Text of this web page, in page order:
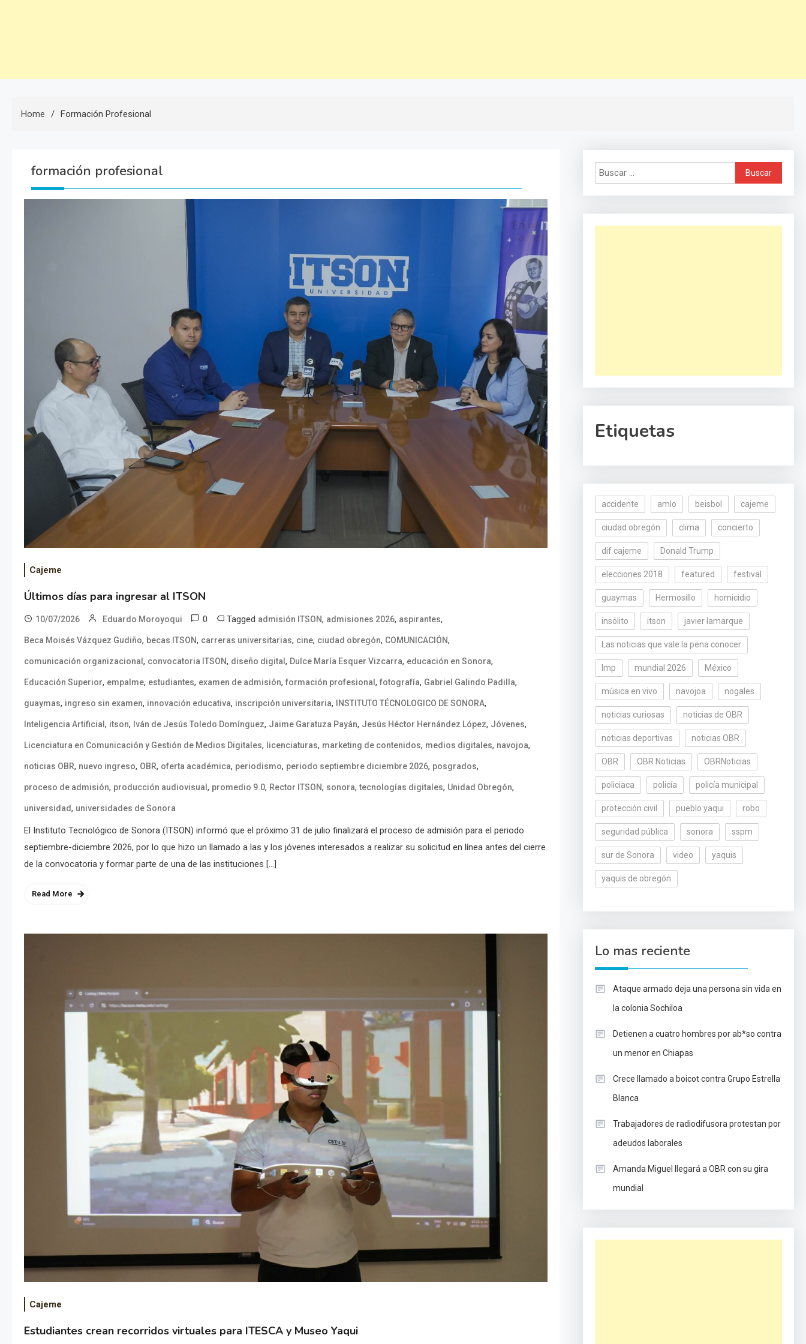
Home Formación Profesional
formación profesional
Cajeme
Últimos días para ingresar al ITSON
10/07/2026 Eduardo Moroyoqui 0 Tagged admisión ITSON, admisiones 2026, aspirantes,
Beca Moisés Vázquez Gudiño, becas ITSON, carreras universitarias, cine, ciudad obregón, COMUNICACIÓN,
comunicación organizacional , convocatoria ITSON, diseño digital , Dulce María Esquer Vizcarra, educación en Sonora,
Educación Superior, empalme, estudiantes, examen de admisión, formación profesional , fotografía, Gabriel Galindo Padilla,
guaymas, ingreso sin examen, innovación educativa, inscripción universitaria, INSTITUTO TÉCNOLOGICO DE SONORA,
Inteligencia Artificial , itson, Iván de Jesús Toledo Domínguez, Jaime Garatuza Payán, Jesús Héctor Hernández López, Jóvenes,
Licenciatura en Comunicación y Gestión de Medios Digitales, licenciaturas, marketing de contenidos, medios digitales, navojoa,
noticias OBR, nuevo ingreso, OBR, oferta académica, periodismo, periodo septiembre diciembre 2026, posgrados,
proceso de admisión, producción audiovisual , promedio 9.0, Rector ITSON, sonora,tecnologías digitales, Unidad Obregón,
universidad, universidades de Sonora
El Instituto Tecnológico de Sonora (ITSON) informó que el próximo 31 de julio finalizará el proceso de admisión para el periodo
septiembre-diciembre 2026, por lo que hizo un llamado a las y los jóvenes interesados a realizar su solicitud en línea antes del cierre
de la convocatoria y formar parte de una de las instituciones […]
Read More
Cajeme
Estudiantes crean recorridos virtuales para ITESCA y Museo Yaqui
Buscar:
Etiquetas
accidente amlo beisbol cajeme
ciudad obregón clima concierto
dif cajeme Donald Trump
elecciones 2018 featured festival
guaymas Hermosillo homicidio
insólito itson javier lamarque
Las noticias que vale la pena conocer
lmp mundial 2026 México
música en vivo navojoa nogales
noticias curiosas noticias de OBR
noticias deportivas noticias OBR
OBR OBR Noticias OBRNoticias
policiaca policía policía municipal
protección civil pueblo yaqui robo
seguridad pública sonora sspm
sur de Sonora video yaquis
yaquis de obregón
Lo mas reciente
Ataque armado deja una persona sin vida en
la colonia Sochiloa
Detienen a cuatro hombres por ab*so contra
un menor en Chiapas
Crece llamado a boicot contra Grupo Estrella
Blanca
Trabajadores de radiodifusora protestan por
adeudos laborales
Amanda Miguel llegará a OBR con su gira
mundial